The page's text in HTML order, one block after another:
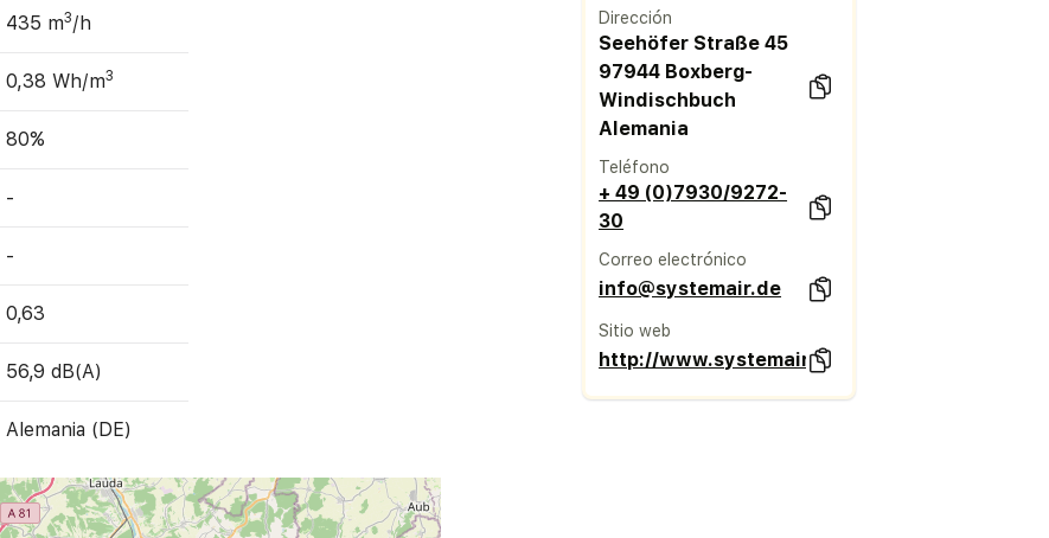
435 m3/h
0,38 Wh/m3
80%
-
-
0,63
56,9 dB(A)
Alemania (DE)
Dirección
Seehöfer Straße 45
97944 Boxberg-
Windischbuch
Alemania
Teléfono
+ 49 (0)7930/9272-
30
Correo electrónico
info@systemair.de
Sitio web
http://www.systemair.de